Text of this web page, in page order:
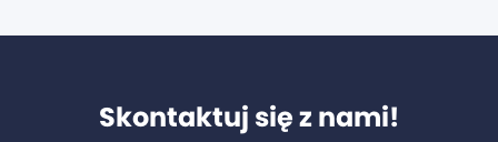
Skontaktuj się z nami!